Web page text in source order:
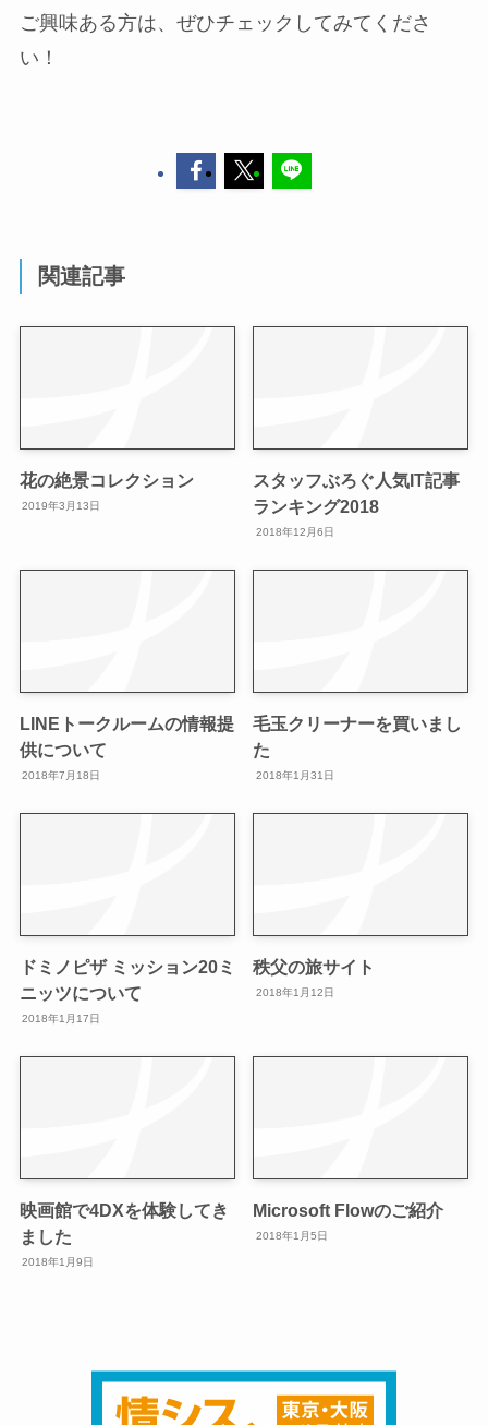
ご興味ある方は、ぜひチェックしてみてくださ
い！
関連記事
花の絶景コレクション
2019年3月13日
スタッフぶろぐ人気IT記事
ランキング2018
2018年12月6日
LINEトークルームの情報提
供について
2018年7月18日
毛玉クリーナーを買いまし
た
2018年1月31日
ドミノピザ ミッション20ミ
ニッツについて
2018年1月17日
秩父の旅サイト
2018年1月12日
映画館で4DXを体験してき
ました
2018年1月9日
Microsoft Flowのご紹介
2018年1月5日